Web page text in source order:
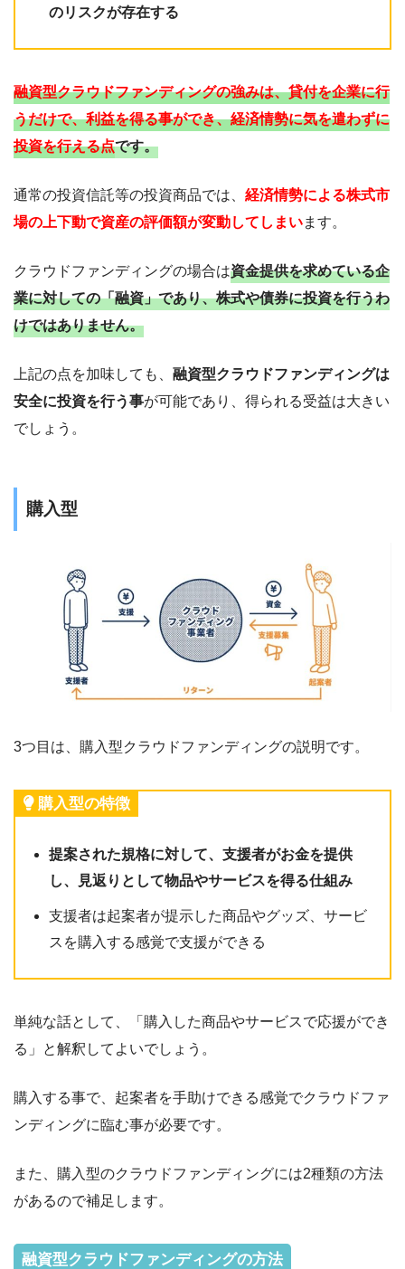
のリスクが存在する
融資型クラウドファンディングの強みは、貸付を企業に行
うだけで、利益を得る事ができ、経済情勢に気を遣わずに
投資を行える点です。
通常の投資信託等の投資商品では、 経済情勢による株式市
場の上下動で資産の評価額が変動してしまいます。
クラウドファンディングの場合は資金提供を求めている企
業に対しての「融資」であり、株式や債券に投資を行うわ
けではありません。
上記の点を加味しても、 融資型クラウドファンディングは
安全に投資を行う事が可能であり、得られる受益は大きい
でしょう。
購入型
3つ目は、購入型クラウドファンディングの説明です。
購入型の特徴
提案された規格に対して、支援者がお金を提供
し、見返りとして物品やサービスを得る仕組み
支援者は起案者が提示した商品やグッズ、サービ
スを購入する感覚で支援ができる
単純な話として、「購入した商品やサービスで応援ができ
る」と解釈してよいでしょう。
購入する事で、起案者を手助けできる感覚でクラウドファ
ンディングに臨む事が必要です。
また、購入型のクラウドファンディングには2種類の方法
があるので補足します。
融資型クラウドファンディングの方法